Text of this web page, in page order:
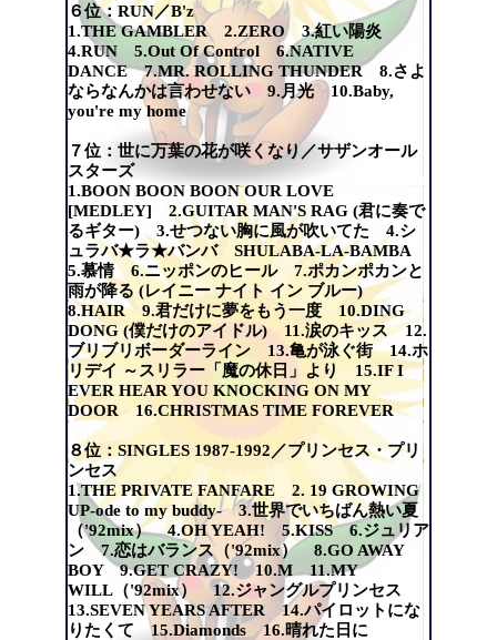
６位：RUN／B'z
1.THE GAMBLER 2.ZERO 3.紅い陽炎
4.RUN 5.Out Of Control 6.NATIVE
DANCE 7.MR. ROLLING THUNDER 8.さよ
ならなんかは言わせない 9.月光 10.Baby,
you're my home
７位：世に万葉の花が咲くなり／サザンオール
スターズ
1.BOON BOON BOON OUR LOVE
[MEDLEY] 2.GUITAR MAN'S RAG (君に奏で
るギター) 3.せつない胸に風が吹いてた 4.シ
ュラバ★ラ★バンバ SHULABA-LA-BAMBA
5.慕情 6.ニッポンのヒール 7.ポカンポカンと
雨が降る (レイニー ナイト イン ブルー)
8.HAIR 9.君だけに夢をもう一度 10.DING
DONG (僕だけのアイドル) 11.涙のキッス 12.
ブリブリボーダーライン 13.亀が泳ぐ街 14.ホ
リデイ ～スリラー「魔の休日」より 15.IF I
EVER HEAR YOU KNOCKING ON MY
DOOR 16.CHRISTMAS TIME FOREVER
８位：SINGLES 1987-1992／プリンセス・プリ
ンセス
1.THE PRIVATE FANFARE 2. 19 GROWING
UP-ode to my buddy- 3.世界でいちばん熱い夏
（'92mix） 4.OH YEAH! 5.KISS 6.ジュリア
ン 7.恋はバランス（'92mix） 8.GO AWAY
BOY 9.GET CRAZY! 10.M 11.MY
WILL（'92mix） 12.ジャングルプリンセス
13.SEVEN YEARS AFTER 14.パイロットにな
りたくて 15.Diamonds 16.晴れた日に